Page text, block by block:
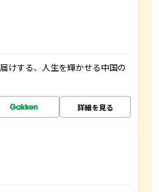
けする、人生を輝かせる中国の
詳細を見る